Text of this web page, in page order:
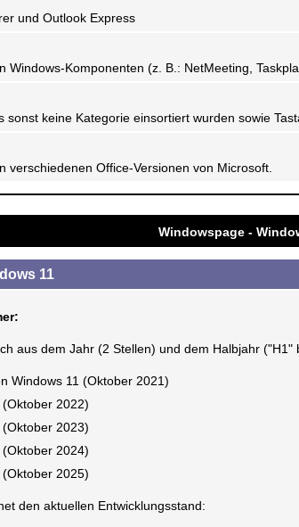
und Outlook Express
Windows-Komponenten (z. B.: NetMeeting,
sonst keine Kategorie einsortiert wurden sowie
verschiedenen Office-Versionen von Microsoft.
Windowspage -
11
aus dem Jahr (2 Stellen) und dem Halbjahr ("H1"
Windows 11 (Oktober 2021)
2022)
2023)
2024)
2025)
den aktuellen Entwicklungsstand: